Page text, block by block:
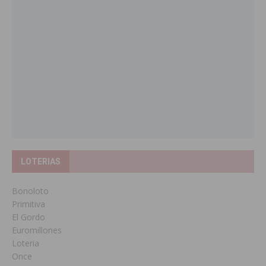
LOTERIAS
Bonoloto
Primitiva
El Gordo
Euromillones
Loteria
Once